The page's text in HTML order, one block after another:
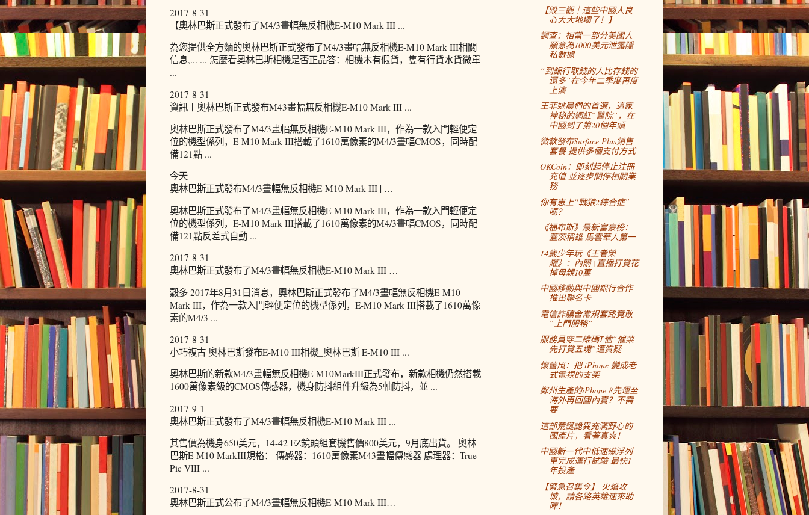
2017-8-31
【奧林巴斯正式發布了M4/3畫幅無反相機E-M10 Mark III ...
為您提供全方麵的奧林巴斯正式發布了M4/3畫幅無反相機E-M10 Mark III相關
信息,... ... 怎麼看奧林巴斯相機是否正品答：相機木有假貨，隻有行貨水貨微單
...
2017-8-31
資訊丨奧林巴斯正式發布M43畫幅無反相機E-M10 Mark III ...
奧林巴斯正式發布了M4/3畫幅無反相機E-M10 Mark III，作為一款入門輕便定
位的機型係列，E-M10 Mark III搭載了1610萬像素的M4/3畫幅CMOS，同時配
備121點 ...
今天
奧林巴斯正式發布M4/3畫幅無反相機E-M10 Mark III | …
奧林巴斯正式發布了M4/3畫幅無反相機E-M10 Mark III，作為一款入門輕便定
位的機型係列，E-M10 Mark III搭載了1610萬像素的M4/3畫幅CMOS，同時配
備121點反差式自動 ...
2017-8-31
奧林巴斯正式發布了M4/3畫幅無反相機E-M10 Mark III …
穀多 2017年8月31日消息，奧林巴斯正式發布了M4/3畫幅無反相機E-M10
Mark III，作為一款入門輕便定位的機型係列，E-M10 Mark III搭載了1610萬像
素的M4/3 ...
2017-8-31
小巧複古 奧林巴斯發布E-M10 III相機_奧林巴斯 E-M10 III ...
奧林巴斯的新款M4/3畫幅無反相機E-M10MarkIII正式發布，新款相機仍然搭載
1600萬像素級的CMOS傳感器，機身防抖組件升級為5軸防抖，並 ...
2017-9-1
奧林巴斯正式發布了M4/3畫幅無反相機E-M10 Mark III ...
其售價為機身650美元，14-42 EZ鏡頭組套機售價800美元，9月底出貨。 奧林
巴斯E-M10 MarkIII規格： 傳感器：1610萬像素M43畫幅傳感器 處理器：True
Pic VIII ...
2017-8-31
奧林巴斯正式公布了M4/3畫幅無反相機E-M10 Mark III…
【毀三觀｜這些中國人良
心大大地壞了！】
調查：相當一部分美國人
願意為1000美元泄露隱
私數據
“到銀行取錢的人比存錢的
還多”在今年二季度再度
上演
王菲姚晨們的首選，這家
神秘的網紅“醫院”，在
中國到了第20個年頭
微軟發布Surface Plus銷售
套餐 提供多個支付方式
OKCoin：即刻起停止注冊
充值 並逐步關停相關業
務
你有患上“戰狼2綜合症”
嗎？
《福布斯》最新富豪榜：
蓋茨稱雄 馬雲華人第一
14歲少年玩《王者榮
耀》：內購+直播打賞花
掉母親10萬
中國移動與中國銀行合作
推出聯名卡
電信詐騙舍常規套路竟敢
“上門服務”
服務員穿二維碼T恤“催菜
先打賞五塊”遭質疑
懷舊風：把 iPhone 變成老
式電視的支架
鄭州生產的iPhone 8先運至
海外再回國內賣？不需
要
這部荒誕詭異充滿野心的
國產片，看著真爽！
中國新一代中低速磁浮列
車完成運行試驗 最快1
年投產
【緊急召集令】 火焰攻
城，請各路英雄速來助
陣！